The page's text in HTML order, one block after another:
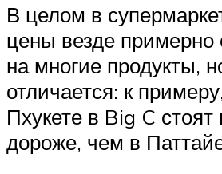
В целом в
цены везде примерно
на многие продукты,
отличается: к
Пхукете в Big C стоят
дороже, чем в